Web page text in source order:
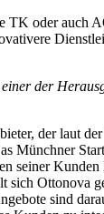
TK oder auch
der
der laut
Münchner
seiner Kunden
sich Ottonova
sind